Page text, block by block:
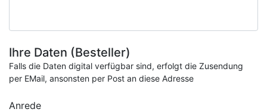
Ihre Daten (Besteller)
Falls die Daten digital verfügbar sind, erfolgt die Zusendung
per EMail, ansonsten per Post an diese Adresse
Anrede